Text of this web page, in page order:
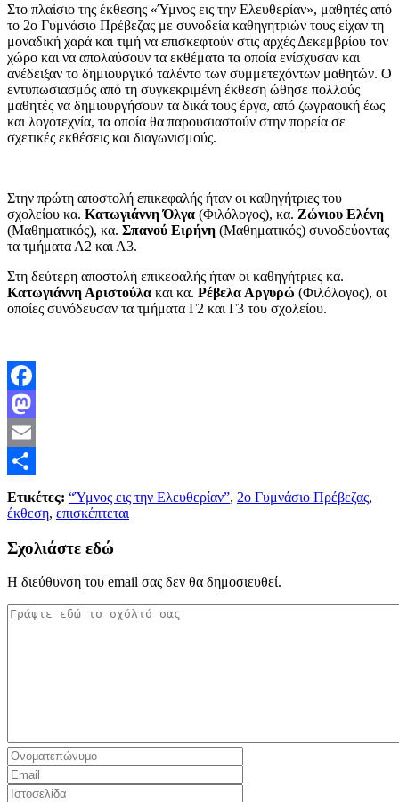
Στο πλαίσιο της έκθεσης «Ύμνος εις την Ελευθερίαν», μαθητές από
το 2ο Γυμνάσιο Πρέβεζας με συνοδεία καθηγητριών τους είχαν τη
μοναδική χαρά και τιμή να επισκεφτούν στις αρχές Δεκεμβρίου τον
χώρο και να απολαύσουν τα εκθέματα τα οποία ενίσχυσαν και
ανέδειξαν το δημιουργικό ταλέντο των συμμετεχόντων μαθητών. Ο
εντυπωσιασμός από τη συγκεκριμένη έκθεση ώθησε πολλούς
μαθητές να δημιουργήσουν τα δικά τους έργα, από ζωγραφική έως
και λογοτεχνία, τα οποία θα παρουσιαστούν στην πορεία σε
σχετικές εκθέσεις και διαγωνισμούς.
Στην πρώτη αποστολή επικεφαλής ήταν οι καθηγήτριες του
σχολείου κα. Κατωγιάννη Όλγα (Φιλόλογος), κα. Ζώνιου Ελένη
(Μαθηματικός), κα. Σπανού Ειρήνη (Μαθηματικός) συνοδεύοντας
τα τμήματα Α2 και Α3.
Στη δεύτερη αποστολή επικεφαλής ήταν οι καθηγήτριες κα.
Κατωγιάννη Αριστούλα και κα. Ρέβελα Αργυρώ (Φιλόλογος), οι
οποίες συνόδευσαν τα τμήματα Γ2 και Γ3 του σχολείου.
Facebook
Mastodon
Email
Μοιραστείτε
Ετικέτες: “Ύμνος εις την Ελευθερίαν”, 2ο Γυμνάσιο Πρέβεζας,
έκθεση, επισκέπτεται
Σχολιάστε εδώ
Η διεύθυνση του email σας δεν θα δημοσιευθεί.